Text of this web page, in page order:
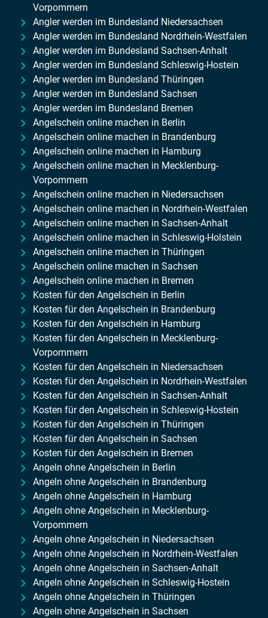
Vorpommern
Angler werden im Bundesland Niedersachsen
Angler werden im Bundesland Nordrhein-Westfalen
Angler werden im Bundesland Sachsen-Anhalt
Angler werden im Bundesland Schleswig-Hostein
Angler werden im Bundesland Thüringen
Angler werden im Bundesland Sachsen
Angler werden im Bundesland Bremen
Angelschein online machen in Berlin
Angelschein online machen in Brandenburg
Angelschein online machen in Hamburg
Angelschein online machen in Mecklenburg-
Vorpommern
Angelschein online machen in Niedersachsen
Angelschein online machen in Nordrhein-Westfalen
Angelschein online machen in Sachsen-Anhalt
Angelschein online machen in Schleswig-Holstein
Angelschein online machen in Thüringen
Angelschein online machen in Sachsen
Angelschein online machen in Bremen
Kosten für den Angelschein in Berlin
Kosten für den Angelschein in Brandenburg
Kosten für den Angelschein in Hamburg
Kosten für den Angelschein in Mecklenburg-
Vorpommern
Kosten für den Angelschein in Niedersachsen
Kosten für den Angelschein in Nordrhein-Westfalen
Kosten für den Angelschein in Sachsen-Anhalt
Kosten für den Angelschein in Schleswig-Hostein
Kosten für den Angelschein in Thüringen
Kosten für den Angelschein in Sachsen
Kosten für den Angelschein in Bremen
Angeln ohne Angelschein in Berlin
Angeln ohne Angelschein in Brandenburg
Angeln ohne Angelschein in Hamburg
Angeln ohne Angelschein in Mecklenburg-
Vorpommern
Angeln ohne Angelschein in Niedersachsen
Angeln ohne Angelschein in Nordrhein-Westfalen
Angeln ohne Angelschein in Sachsen-Anhalt
Angeln ohne Angelschein in Schleswig-Hostein
Angeln ohne Angelschein in Thüringen
Angeln ohne Angelschein in Sachsen